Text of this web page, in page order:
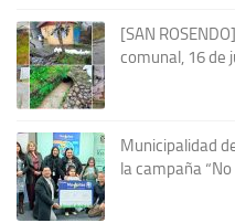
[SAN
comunal, 16 de
Municipalidad
la campaña